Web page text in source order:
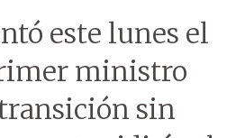
este lunes el
ministro
sin